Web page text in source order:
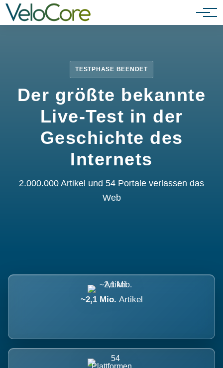
Partnerprogramm
TESTPHASE BEENDET
Der größte bekannte
Live-Test in der
Geschichte des
Internets
2.000.000 Artikel und 54 Portale verlassen das
Web
~2,1 Mio. Artikel